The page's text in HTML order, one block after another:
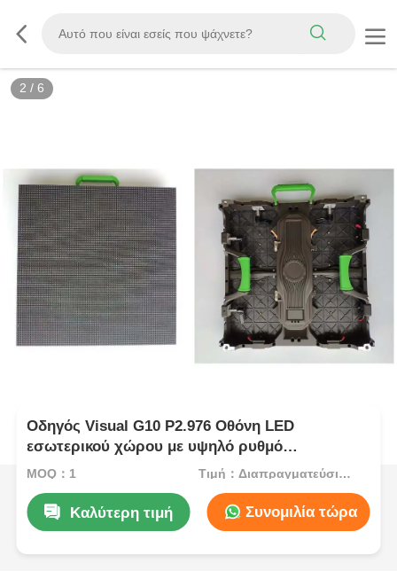
2 / 6
Οδηγός Visual G10 P2.976 Οθόνη LED
εσωτερικού χώρου με υψηλό ρυθμό
ανανέωσης, ντουλάπι σκληρής σύνδεσης για
MOQ：1 Τιμή：Διαπραγματεύσιμος
Καλύτερη τιμή Συνομιλία τώρα